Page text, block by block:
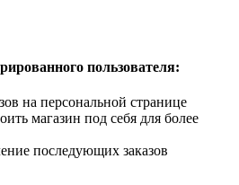
пользователя:
на персональной странице
магазин под себя для более
последующих заказов